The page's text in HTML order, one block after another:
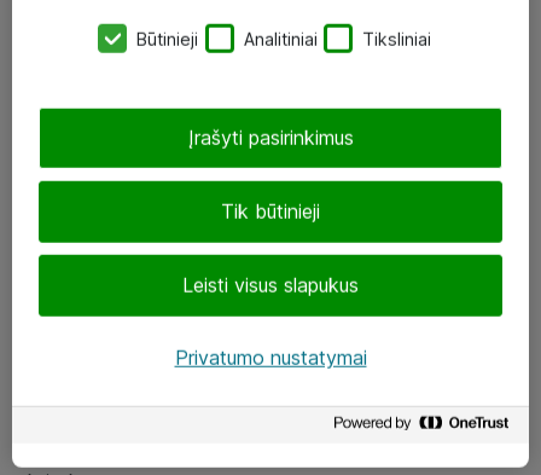
eShop@atea.lt
LinkedIn
Būtinieji Analitiniai Tiksliniai
Tik būtinieji
Leisti visus slapukus
Įrašyti pasirinkimus
Privatumo nustatymai